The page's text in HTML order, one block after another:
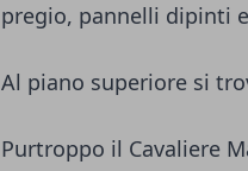
pregio, pannelli dipinti
Al piano superiore si
Purtroppo il Cavaliere